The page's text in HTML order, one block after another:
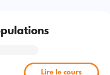
Lire le cours